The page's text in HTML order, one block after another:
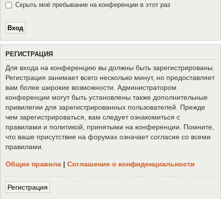
Скрыть моё пребывание на конференции в этот раз
РЕГИСТРАЦИЯ
Для входа на конференцию вы должны быть зарегистрированы.
Регистрация занимает всего несколько минут, но предоставляет
вам более широкие возможности. Администратором
конференции могут быть установлены также дополнительные
привилегии для зарегистрированных пользователей. Прежде
чем зарегистрироваться, вам следует ознакомиться с
правилами и политикой, принятыми на конференции. Помните,
что ваше присутствие на форумах означает согласие со всеми
правилами.
Общие правила | Соглашение о конфиденциальности
Регистрация